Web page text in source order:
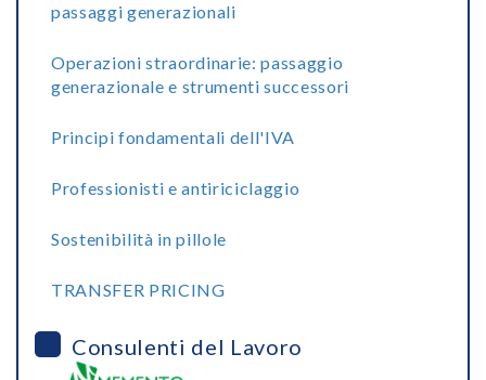
passaggi generazionali
Operazioni straordinarie: passaggio
generazionale e strumenti successori
Principi fondamentali dell'IVA
Professionisti e antiriciclaggio
Sostenibilità in pillole
TRANSFER PRICING
Consulenti del Lavoro